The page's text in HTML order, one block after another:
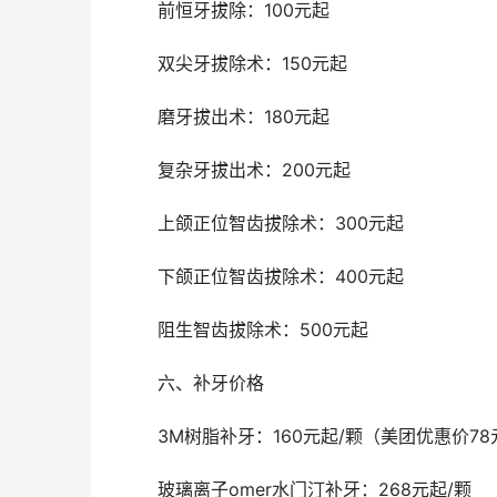
	前恒牙拔除：100元起
	双尖牙拔除术：150元起
	磨牙拔出术：180元起
	复杂牙拔出术：200元起
	上颌正位智齿拔除术：300元起
	下颌正位智齿拔除术：400元起
	阻生智齿拔除术：500元起
	六、补牙价格
3M树脂补牙：160元起/颗（美团优惠价78
	玻璃离子omer水门汀补牙：268元起/颗